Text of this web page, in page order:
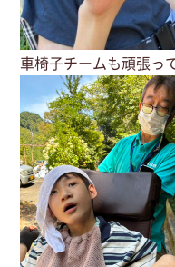
車椅子チームも頑張っ